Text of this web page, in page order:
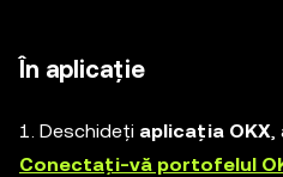
În aplicație
1. Deschideți aplicația OKX,
Conectați-vă portofelul